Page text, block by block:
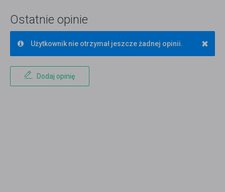
Ostatnie opinie
×
Użytkownik nie otrzymał jeszcze żadnej opinii.
Dodaj opinię